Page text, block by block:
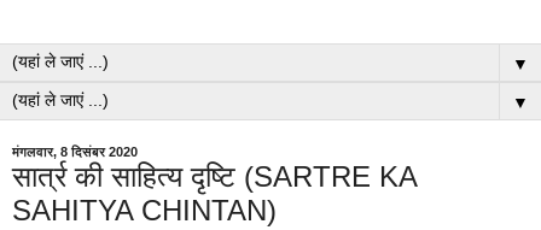
▼
▼
मंगलवार, 8 दिसंबर 2020
सार्त्र की साहित्य दृष्टि (SARTRE KA
SAHITYA CHINTAN)